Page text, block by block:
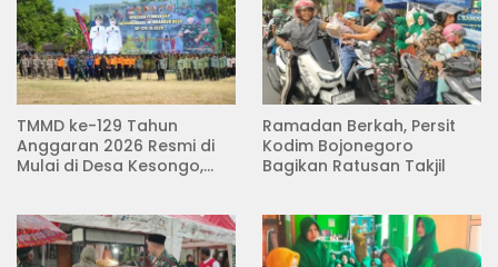
TMMD ke-129 Tahun
Anggaran 2026 Resmi di
Mulai di Desa Kesongo,
Ramadan Berkah, Persit
Kodim Bojonegoro
Bagikan Ratusan Takjil